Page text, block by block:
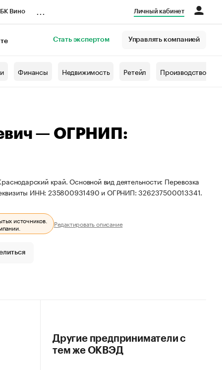
Вино Личный кабинет
Стать экспертом Управлять компанией
Финансы Недвижимость Ретейл Производство
— ОГРНИП:
край. Основной вид деятельности: Перевозка
ИНН: 235800931490 и ОГРНИП: 326237500013341.
источников. Редактировать описание
Другие предприниматели с
тем же ОКВЭД